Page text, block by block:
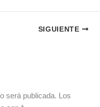
SIGUIENTE
será publicada. Los